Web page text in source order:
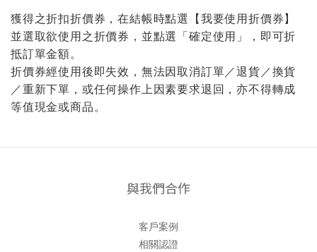
獲得之折扣折價券，在結帳時點選【我要使用折價券】
並選取欲使用之折價券，並點選「確定使用」，即可折
抵訂單金額。
折價券經使用後即失效，無法因取消訂單／退貨／換貨
／重新下單，或任何操作上因素要求退回，亦不得轉成
等值現金或商品。
與我們合作
客戶案例
相關認證